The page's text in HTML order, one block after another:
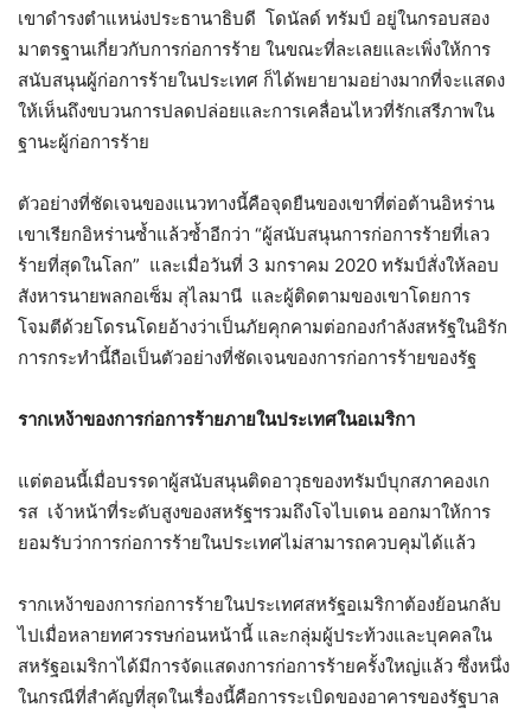
เขาดำรงตำแหน่งประธานาธิบดี โดนัลด์ ทรัมป์ อยู่ในกรอบสอง
มาตรฐานเกี่ยวกับการก่อการร้าย ในขณะที่ละเลยและเพิ่งให้การ
สนับสนุนผู้ก่อการร้ายในประเทศ ก็ได้พยายามอย่างมากที่จะแสดง
ให้เห็นถึงขบวนการปลดปล่อยและการเคลื่อนไหวที่รักเสรีภาพใน
ฐานะผู้ก่อการร้าย
ตัวอย่างที่ชัดเจนของแนวทางนี้คือจุดยืนของเขาที่ต่อต้านอิหร่าน
เขาเรียกอิหร่านซ้ำแล้วซ้ำอีกว่า “ผู้สนับสนุนการก่อการร้ายที่เลว
ร้ายที่สุดในโลก” และเมื่อวันที่ 3 มกราคม 2020 ทรัมป์สั่งให้ลอบ
สังหารนายพลกอเซ็ม สุไลมานี และผู้ติดตามของเขาโดยการ
โจมตีด้วยโดรนโดยอ้างว่าเป็นภัยคุกคามต่อกองกำลังสหรัฐในอิรัก
การกระทำนี้ถือเป็นตัวอย่างที่ชัดเจนของการก่อการร้ายของรัฐ
รากเหง้าของการก่อการร้ายภายในประเทศในอเมริกา
แต่ตอนนี้เมื่อบรรดาผู้สนับสนุนติดอาวุธของทรัมป์บุกสภาคองเก
รส เจ้าหน้าที่ระดับสูงของสหรัฐฯรวมถึงโจไบเดน ออกมาให้การ
ยอมรับว่าการก่อการร้ายในประเทศไม่สามารถควบคุมได้แล้ว
รากเหง้าของการก่อการร้ายในประเทศสหรัฐอเมริกาต้องย้อนกลับ
ไปเมื่อหลายทศวรรษก่อนหน้านี้ และกลุ่มผู้ประท้วงและบุคคลใน
สหรัฐอเมริกาได้มีการจัดแสดงการก่อการร้ายครั้งใหญ่แล้ว ซึ่งหนึ่ง
ในกรณีที่สำคัญที่สุดในเรื่องนี้คือการระเบิดของอาคารของรัฐบาล